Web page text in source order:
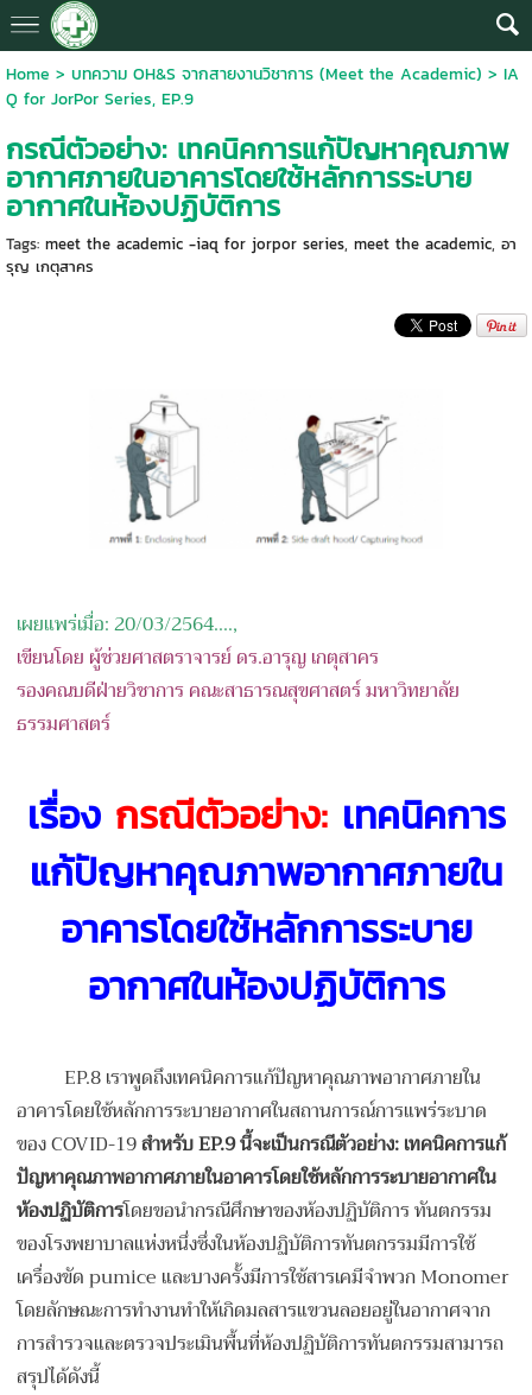
Home > บทความ OH&S จากสายงานวิชาการ (Meet the Academic) > IA
Q for JorPor Series, EP.9
กรณีตัวอย่าง: เทคนิคการแก้ปัญหาคุณภาพ
อากาศภายในอาคารโดยใช้หลักการระบาย
อากาศในห้องปฏิบัติการ
Tags: meet the academic -iaq for jorpor series, meet the academic, อา
รุญ เกตุสาคร
เผยแพร่เมื่อ: 20/03/2564....,
เขียนโดย ผู้ช่วยศาสตราจารย์ ดร.อารุญ เกตุสาคร
รองคณบดีฝ่ายวิชาการ คณะสาธารณสุขศาสตร์ มหาวิทยาลัย
ธรรมศาสตร์
เรื่อง กรณีตัวอย่าง:เทคนิคการ
แก้ปัญหาคุณภาพอากาศภายใน
อาคารโดยใช้หลักการระบาย
อากาศในห้องปฏิบัติการ
EP.8 เราพูดถึงเทคนิคการแก้ปัญหาคุณภาพอากาศภายใน
อาคารโดยใช้หลักการระบายอากาศในสถานการณ์การแพร่ระบาด
ของ COVID-19สำหรับEP.9 นี้จะเป็นกรณีตัวอย่าง: เทคนิคการแก้
ปัญหาคุณภาพอากาศภายในอาคารโดยใช้หลักการระบายอากาศใน
ห้องปฏิบัติการโดยขอนำกรณีศึกษาของห้องปฏิบัติการ ทันตกรรม
ของโรงพยาบาลแห่งหนึ่งซึ่งในห้องปฏิบัติการทันตกรรมมีการใช้
เครื่องขัด pumice และบางครั้งมีการใช้สารเคมีจำพวก Monomer
โดยลักษณะการทำงานทำให้เกิดมลสารแขวนลอยอยู่ในอากาศจาก
การสำรวจและตรวจประเมินพื้นที่ห้องปฏิบัติการทันตกรรมสามารถ
สรุปได้ดังนี้